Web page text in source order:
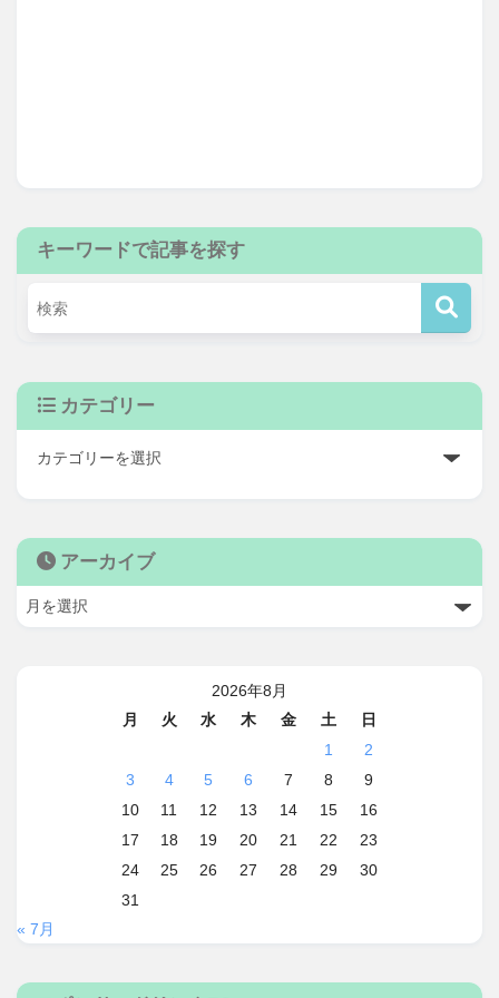
キーワードで記事を探す
カテゴリー
アーカイブ
2026年8月
月
火 水 木 金 土
日
1
2
3
4 5 6 7 8
9
10
11 12 13 14 15
16
17
18 19 20 21 22
23
24
25 26 27 28 29
30
31
« 7月